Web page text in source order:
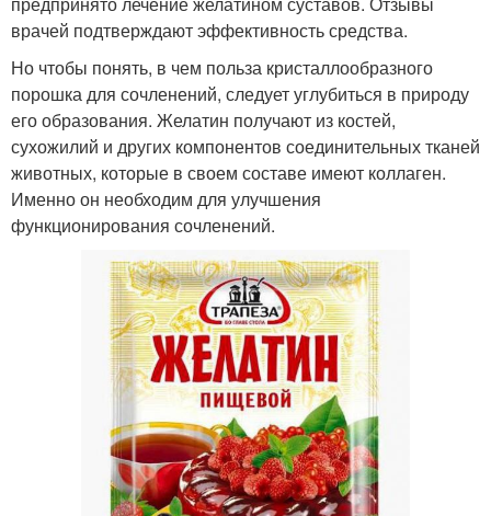
врачей подтверждают эффективность средства.
Но чтобы понять, в чем польза кристаллообразного
порошка для сочленений, следует углубиться в природу
его образования. Желатин получают из костей,
сухожилий и других компонентов соединительных тканей
животных, которые в своем составе имеют коллаген.
Именно он необходим для улучшения
функционирования сочленений.